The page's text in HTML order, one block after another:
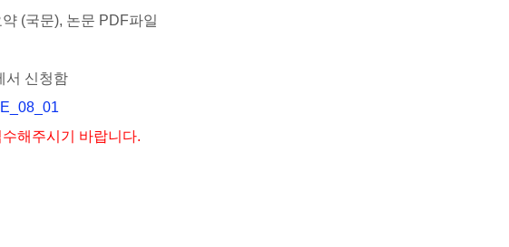
(국문), 논문 PDF파일
서 신청함
해주시기 바랍니다.